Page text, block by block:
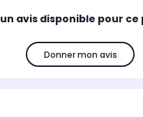
avis disponible pour
Donner mon avis